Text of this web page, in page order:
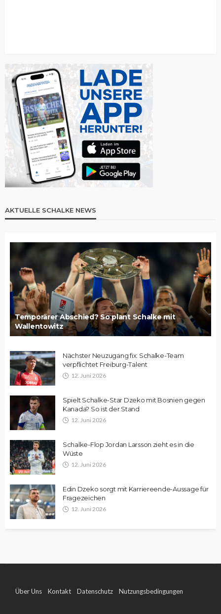
AKTUELLE SCHALKE NEWS
Temporärer Abschied? So plant Schalke mit
Wallentowitz
Nächster Neuzugang fix: Schalke-Team
verpflichtet Freiburg-Talent
12. Juni 2026
Spielt Schalke-Star Dzeko mit Bosnien gegen
Kanada? So ist der Stand
12. Juni 2026
Schalke-Flop Jordan Larsson zieht es in die
Wüste
12. Juni 2026
Edin Dzeko sorgt mit Karriereende-Aussage für
Fragezeichen
12. Juni 2026
Über Uns Kontakt Datenschutz Nutzungsbedingungen